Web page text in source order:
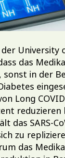
der University
das
in der
Long
reduzieren
das SARS-
zu
das